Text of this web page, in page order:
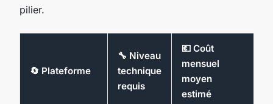
pilier.
🔄 Plateforme
🔧 Niveau
technique
requis
💶 Coût
mensuel
moyen
estimé